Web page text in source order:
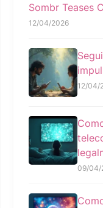
Sombr Teases
12/04/2026
12/04/
09/04/